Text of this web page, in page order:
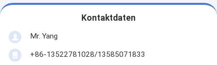
Kontaktdaten
Mr. Yang
+86-13522781028/13585071833